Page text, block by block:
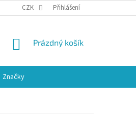
CZK Přihlášení
NÁKUPNÍ
Prázdný košík
Značky